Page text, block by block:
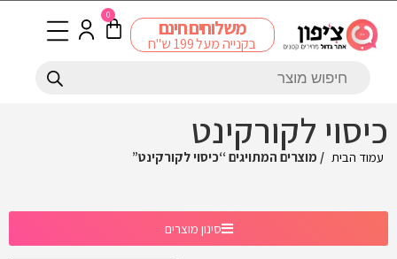
משלוחים חינם
בקנייה מעל 199 ש"ח
0
כיסוי לקורקינט
עמוד הבית / מוצרים המתויגים “כיסוי לקורקינט”
סינון מוצרים